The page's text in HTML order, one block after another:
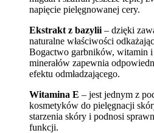
napięcie pielęgnowanej cery.
Ekstrakt z bazylii – dzięki
naturalne właściwości
Bogactwo garbników, witamin
minerałów zapewnia
efektu odmładzającego.
Witamina E – jest jednym z
kosmetyków do pielęgnacji
starzenia skóry i podnosi
funkcji.